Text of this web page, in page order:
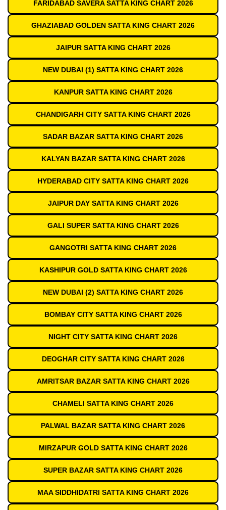
FARIDABAD SAVERA SATTA KING CHART 2026
GHAZIABAD GOLDEN SATTA KING CHART 2026
JAIPUR SATTA KING CHART 2026
NEW DUBAI (1) SATTA KING CHART 2026
KANPUR SATTA KING CHART 2026
CHANDIGARH CITY SATTA KING CHART 2026
SADAR BAZAR SATTA KING CHART 2026
KALYAN BAZAR SATTA KING CHART 2026
HYDERABAD CITY SATTA KING CHART 2026
JAIPUR DAY SATTA KING CHART 2026
GALI SUPER SATTA KING CHART 2026
GANGOTRI SATTA KING CHART 2026
KASHIPUR GOLD SATTA KING CHART 2026
NEW DUBAI (2) SATTA KING CHART 2026
BOMBAY CITY SATTA KING CHART 2026
NIGHT CITY SATTA KING CHART 2026
DEOGHAR CITY SATTA KING CHART 2026
AMRITSAR BAZAR SATTA KING CHART 2026
CHAMELI SATTA KING CHART 2026
PALWAL BAZAR SATTA KING CHART 2026
MIRZAPUR GOLD SATTA KING CHART 2026
SUPER BAZAR SATTA KING CHART 2026
MAA SIDDHIDATRI SATTA KING CHART 2026